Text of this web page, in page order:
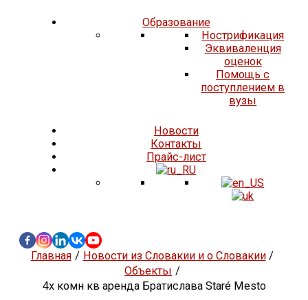
Образование
Нострификация
Эквиваленция
оценок
Помощь с
поступлением в
вузы
Новости
Контакты
Прайс-лист
Главная
Новости из Словакии и о Словакии
Объекты
4х комн кв аренда Братислава Staré Mesto